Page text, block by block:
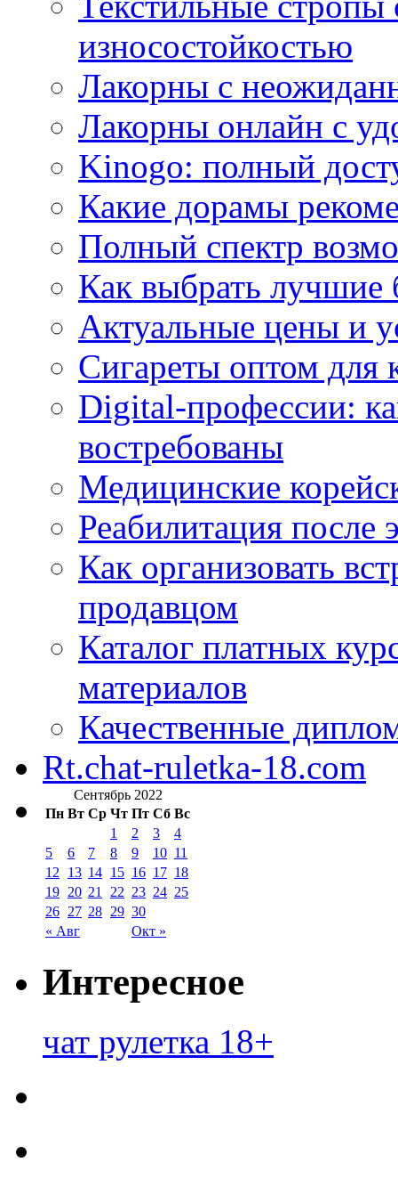
износостойкостью
Лакорны с
Лакорны онлайн с
Kinogo: полный
Какие дорамы
Полный спектр
Как выбрать
Актуальные цены и
Сигареты оптом для
Digital-профессии:
востребованы
Медицинские
Реабилитация после
Как организовать
продавцом
Каталог платных
материалов
Качественные
Rt.chat-ruletka-18.com
Сентябрь 2022
Пн Вт Ср Чт Пт Сб Вс
« Авг Окт »
1 2 3
4
5
6 7 8 9 10 11
12
13 14 15 16 17 18
19 20 21 22 23 24 25
26 27 28 29 30
Интересное
чат рулетка 18+